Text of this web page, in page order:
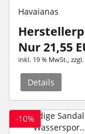
Havaianas
Nur 21,55
inkl. 19 % MwSt. , zzgl.
Details
-10%